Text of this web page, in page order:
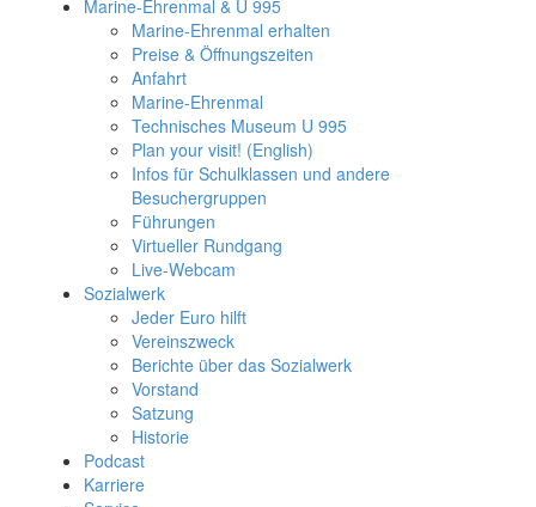
Marine-Ehrenmal & U 995
Marine-Ehrenmal erhalten
Preise & Öffnungszeiten
Anfahrt
Marine-Ehrenmal
Technisches Museum U 995
Plan your visit! (English)
Infos für Schulklassen und andere
Besuchergruppen
Führungen
Virtueller Rundgang
Live-Webcam
Sozialwerk
Jeder Euro hilft
Vereinszweck
Berichte über das Sozialwerk
Vorstand
Satzung
Historie
Podcast
Karriere